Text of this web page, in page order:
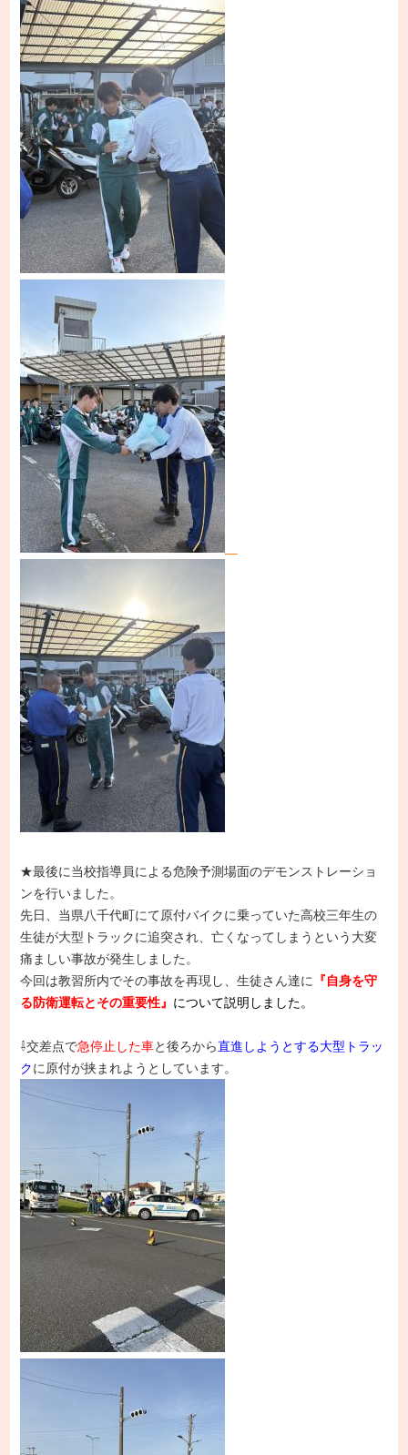
★最後に当校指導員による危険予測場面のデモンストレーショ
ンを行いました。
先日、当県八千代町にて原付バイクに乗っていた高校三年生の
生徒が大型トラックに追突され、亡くなってしまうという大変
痛ましい事故が発生しました。
今回は教習所内でその事故を再現し、生徒さん達に
『自身を守
る防衛運転とその重要性』 について説明しました。
⇩交差点で急停止した車と後ろから直進しようとする大型トラッ
クに原付が挟まれようとしています。